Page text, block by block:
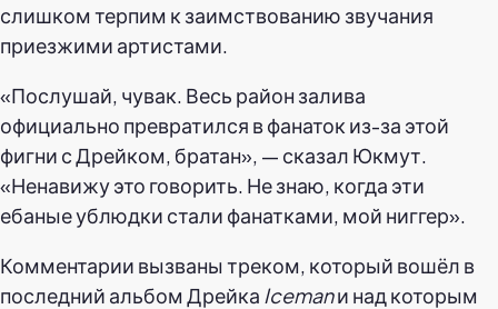
слишком терпим к заимствованию звучания
приезжими артистами.
«Послушай, чувак. Весь район залива
официально превратился в фанаток из-за этой
фигни с Дрейком, братан», — сказал Юкмут.
«Ненавижу это говорить. Не знаю, когда эти
ебаные ублюдки стали фанатками, мой ниггер».
Комментарии вызваны треком, который вошёл в
последний альбом Дрейка Icemanи над которым